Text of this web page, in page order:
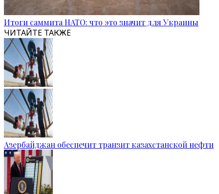
Итоги саммита НАТО: что это значит для Украины
ЧИТАЙТЕ ТАКЖЕ
Азербайджан обеспечит транзит казахстанской нефти